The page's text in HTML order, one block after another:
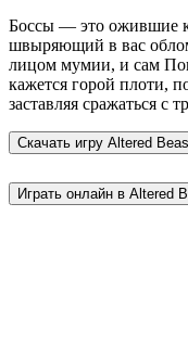
Боссы — это ожившие
швыряющий в вас
лицом мумии, и сам
кажется горой плоти,
заставляя сражаться с
Скачать игру Altered
Играть онлайн в Altered